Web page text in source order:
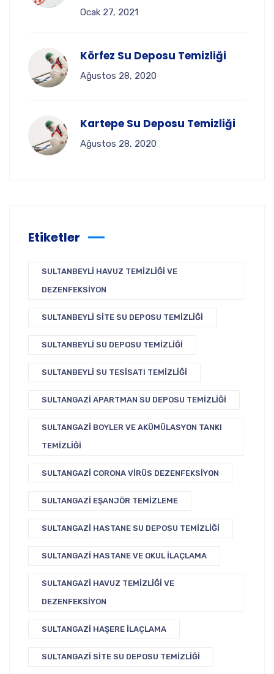
Ocak 27, 2021
Körfez Su Deposu Temizliği
Ağustos 28, 2020
Kartepe Su Deposu Temizliği
Ağustos 28, 2020
Etiketler
SULTANBEYLI HAVUZ TEMIZLIĞI VE
DEZENFEKSIYON
SULTANBEYLI SITE SU DEPOSU TEMIZLIĞI
SULTANBEYLI SU DEPOSU TEMIZLIĞI
SULTANBEYLI SU TESISATI TEMIZLIĞI
SULTANGAZI APARTMAN SU DEPOSU TEMIZLIĞI
SULTANGAZI BOYLER VE AKÜMÜLASYON TANKI
TEMIZLIĞI
SULTANGAZI CORONA VIRÜS DEZENFEKSIYON
SULTANGAZI EŞANJÖR TEMIZLEME
SULTANGAZI HASTANE SU DEPOSU TEMIZLIĞI
SULTANGAZI HASTANE VE OKUL İLAÇLAMA
SULTANGAZI HAVUZ TEMIZLIĞI VE
DEZENFEKSIYON
SULTANGAZI HAŞERE İLAÇLAMA
SULTANGAZI SITE SU DEPOSU TEMIZLIĞI